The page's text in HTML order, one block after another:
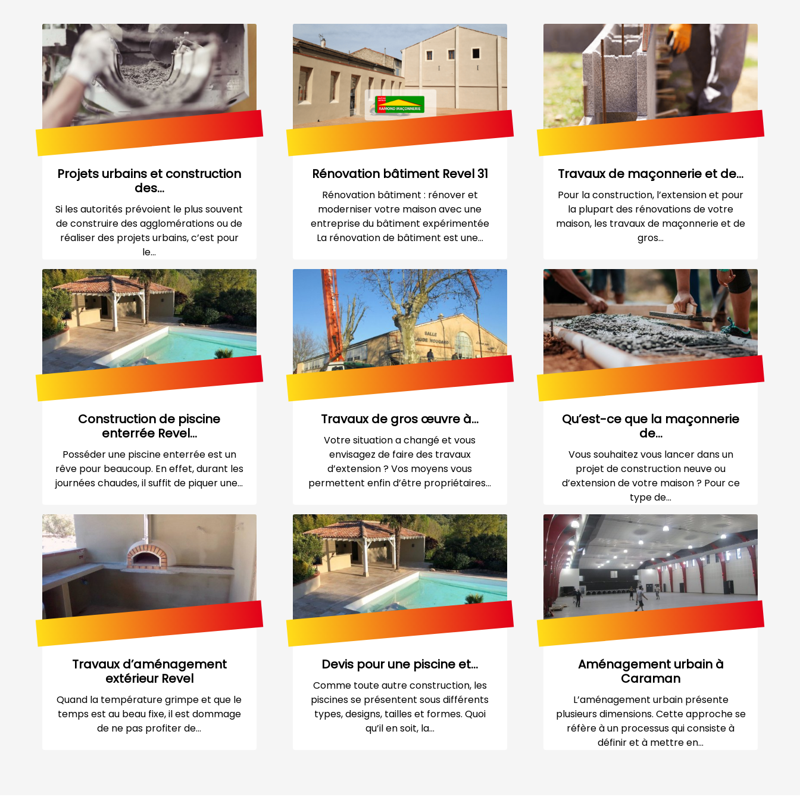
Projets urbains et construction
des...
Si les autorités prévoient le plus souvent
de construire des agglomérations ou de
réaliser des projets urbains, c’est pour
le...
Rénovation bâtiment Revel 31
Rénovation bâtiment : rénover et
moderniser votre maison avec une
entreprise du bâtiment expérimentée
La rénovation de bâtiment est une...
Travaux de maçonnerie et de...
Pour la construction, l’extension et pour
la plupart des rénovations de votre
maison, les travaux de maçonnerie et de
gros...
Construction de piscine
enterrée Revel...
Posséder une piscine enterrée est un
rêve pour beaucoup. En effet, durant les
journées chaudes, il suffit de piquer une...
Travaux de gros œuvre à...
Votre situation a changé et vous
envisagez de faire des travaux
d’extension ? Vos moyens vous
permettent enfin d’être propriétaires...
Qu’est-ce que la maçonnerie
de...
Vous souhaitez vous lancer dans un
projet de construction neuve ou
d’extension de votre maison ? Pour ce
type de...
Travaux d’aménagement
extérieur Revel
Quand la température grimpe et que le
temps est au beau fixe, il est dommage
de ne pas profiter de...
Devis pour une piscine et...
Comme toute autre construction, les
piscines se présentent sous différents
types, designs, tailles et formes. Quoi
qu’il en soit, la...
Aménagement urbain à
Caraman
L’aménagement urbain présente
plusieurs dimensions. Cette approche se
réfère à un processus qui consiste à
définir et à mettre en...